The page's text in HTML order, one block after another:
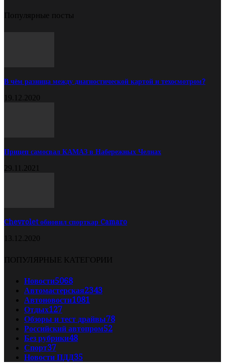
Популярные посты
В чём разница между диагностической картой и техосмотром?
19.12.2020
Прицеп самосвал КАМАЗ в Набережных Челнах
29.11.2021
Chevrolet обновил спорткар Camaro
13.12.2020
ПОПУЛЯРНЫЕ КАТЕГОРИИ
Новости5068
Автомастерская2343
Автоновости1081
Отдых127
Обзоры и тест драйвы78
Российский автопром52
Без рубрики48
Спорт37
Новости ПДД35